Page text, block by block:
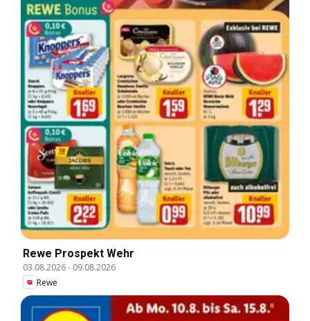
Rewe Prospekt Wehr
03.08.2026- 09.08.2026
Rewe